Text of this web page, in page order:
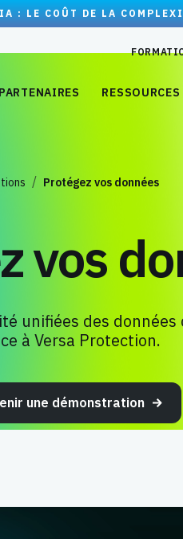
: LE COÛT DE LA
PARTENAIRES RESSOURCES
Protégez vos données
vos
unifiées des
à Versa Protection.
une démonstration